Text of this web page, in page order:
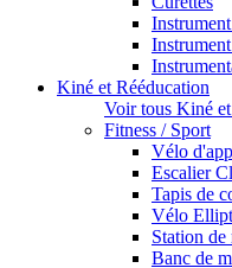
Kiné et Rééducation
Voir tous Kiné
Fitness / Sport
Vélo
Escalier
Tapis de
Vélo
Station de
Banc de